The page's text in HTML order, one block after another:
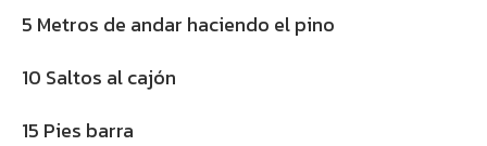
5 Metros de andar haciendo el pino
10 Saltos al cajón
15 Pies barra